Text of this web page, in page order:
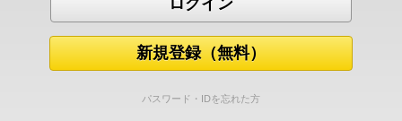
新規登録（無料）
パスワード・IDを忘れた方